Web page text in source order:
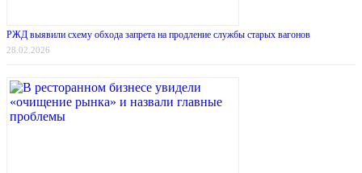
РЖД выявили схему обхода запрета на продление службы старых вагонов
28.02.2026